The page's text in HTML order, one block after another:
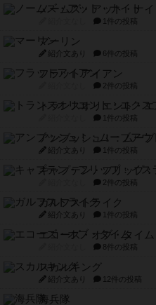
ノームズ・アット・ナイ
1件の投稿
マーリン
紹介文あり 6件の投稿
フラットアイアン
2件の投稿
トランスオリエント・
1件の投稿
アンブッシュ！：ムーブ
紹介文あり 1件の投稿
キャプテン・フリップ
2件の投稿
ガルフストライク
紹介文あり 1件の投稿
エコーズ・オブ・タイム
8件の投稿
スカルキング
紹介文あり 12件の投稿
海兵隊